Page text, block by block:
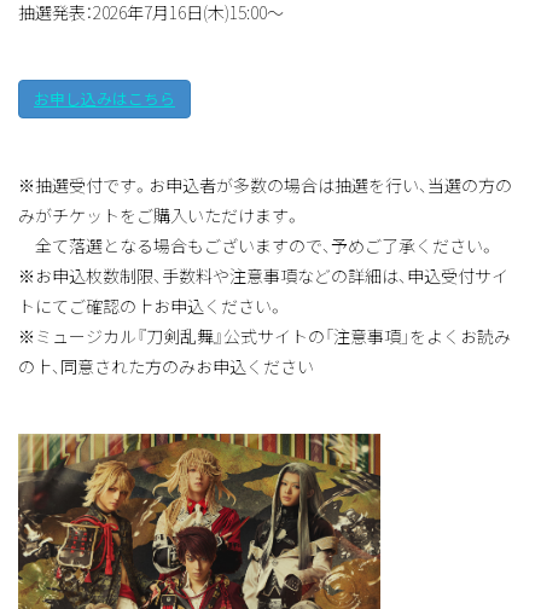
抽選発表：2026年7月16日(木)15:00〜
お申し込みはこちら
※抽選受付です。お申込者が多数の場合は抽選を行い、当選の方の
みがチケットをご購入いただけます。
全て落選となる場合もございますので、予めご了承ください。
※お申込枚数制限、手数料や注意事項などの詳細は、申込受付サイ
トにてご確認の上お申込ください。
※ミュージカル『刀剣乱舞』公式サイトの「注意事項」をよくお読み
の上、同意された方のみお申込ください